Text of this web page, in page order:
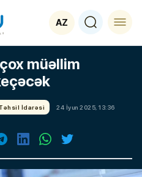
AZ
müəllim
İdarəsi 24 İyun 2025, 13:36